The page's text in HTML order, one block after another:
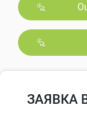
ЗАЯВКА